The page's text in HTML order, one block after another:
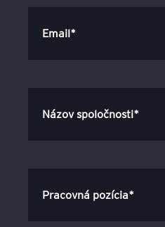
Email*
Názov spoločnosti*
Pracovná pozícia*